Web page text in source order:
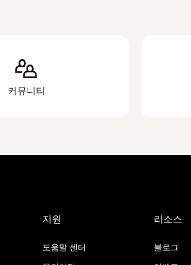
커뮤니티
지원
도움말 센터
리소스
블로그